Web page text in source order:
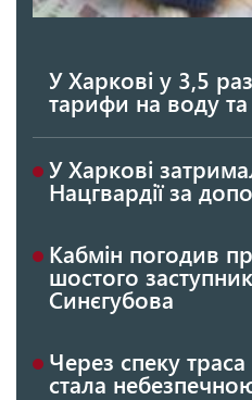
У Харкові у 3,5
тарифи на воду та
У Харкові
Нацгвардії за
Кабмін погодив
шостого
Синєгубова
Через спеку
стала